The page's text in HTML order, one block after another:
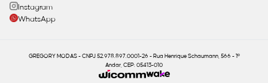
Instagram
WhatsApp
GREGORY MODAS - CNPJ 52.978.897.0001-26 - Rua Henrique Schaumann, 566 - 1º
Andar, CEP: 05413-010